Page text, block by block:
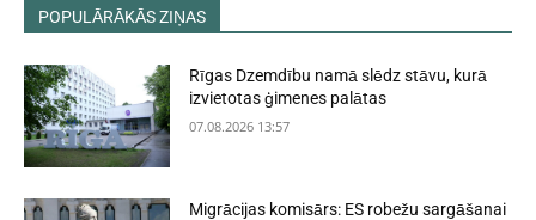
POPULĀRĀKĀS ZIŅAS
Rīgas Dzemdību namā slēdz stāvu, kurā
izvietotas ģimenes palātas
07.08.2026 13:57
Migrācijas komisārs: ES robežu sargāšanai